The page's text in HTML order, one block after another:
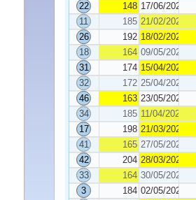
22
148 17/06/2025
11
185 21/02/2025
26
192 18/02/2025
18
164 09/05/2025
31
174 15/04/2025
32
172 25/04/2025
46
163 23/05/2025
34
185 11/04/2025
17
198 21/03/2025
41
165 27/05/2025
42
204 28/03/2025
33
164 30/05/2025
3
184 02/05/2025